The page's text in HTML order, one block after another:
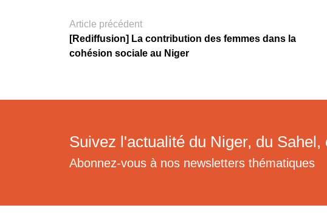
Article précédent
[Rediffusion] La contribution des femmes dans la
cohésion sociale au Niger
Suivez l'actualité du Niger, du Sahel,
Abonnez-vous à nos newsletters thématiques